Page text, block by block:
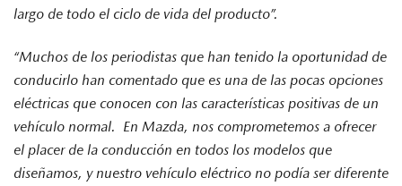
largo de todo el ciclo de vida del producto”.
“Muchos de los periodistas que han tenido la oportunidad de
conducirlo han comentado que es una de las pocas opciones
eléctricas que conocen con las características positivas de un
vehículo normal. En Mazda, nos comprometemos a ofrecer
el placer de la conducción en todos los modelos que
diseñamos, y nuestro vehículo eléctrico no podía ser diferente